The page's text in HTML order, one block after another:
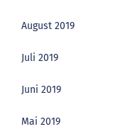
August 2019
Juli 2019
Juni 2019
Mai 2019